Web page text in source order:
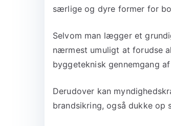
særlige og dyre former for
Selvom man lægger et
nærmest umuligt at forudse
byggeteknisk gennemgang
Derudover kan
brandsikring, også dukke op